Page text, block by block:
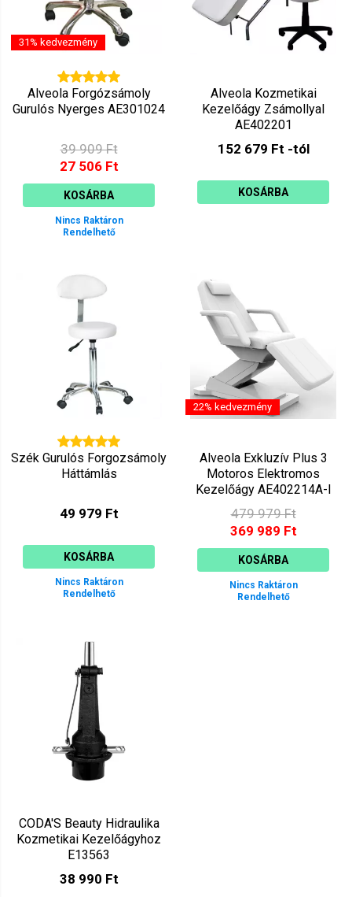
31% kedvezmény
Alveola Forgózsámoly
Gurulós Nyerges AE301024
39 909 Ft
27 506 Ft
KOSÁRBA
Nincs Raktáron
Rendelhető
Alveola Kozmetikai
Kezelőágy Zsámollyal
AE402201
152 679 Ft -tól
KOSÁRBA
Szék Gurulós Forgozsámoly
Háttámlás
49 979 Ft
KOSÁRBA
Nincs Raktáron
Rendelhető
22% kedvezmény
Alveola Exkluzív Plus 3
Motoros Elektromos
Kezelőágy AE402214A-I
479 979 Ft
369 989 Ft
KOSÁRBA
Nincs Raktáron
Rendelhető
CODA'S Beauty Hidraulika
Kozmetikai Kezelőágyhoz
E13563
38 990 Ft